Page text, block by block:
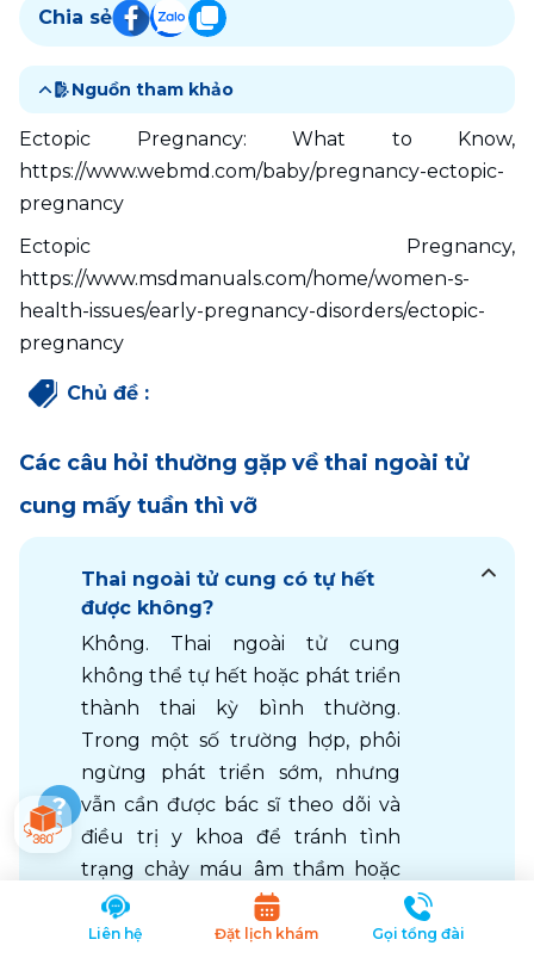
Chia sẻ
Nguồn tham khảo
Ectopic Pregnancy: What to Know,
https://www.webmd.com/baby/pregnancy-ectopic-
pregnancy
Ectopic Pregnancy,
https://www.msdmanuals.com/home/women-s-
health-issues/early-pregnancy-disorders/ectopic-
pregnancy
Chủ đề :
Các câu hỏi thường gặp về thai ngoài tử
cung mấy tuần thì vỡ
Thai ngoài tử cung có tự hết
được không?
Không. Thai ngoài tử cung
không thể tự hết hoặc phát triển
thành thai kỳ bình thường.
Trong một số trường hợp, phôi
ngừng phát triển sớm, nhưng
vẫn cần được bác sĩ theo dõi và
điều trị y khoa để tránh tình
trạng chảy máu âm thầm hoặc
vỡ khối thai gây nguy hiểm đến
tính mạng. Do đó, khi nghi ngờ
Liên hệ Đặt lịch khám Gọi tổng đài